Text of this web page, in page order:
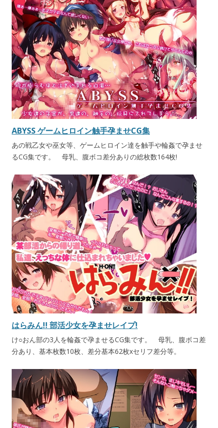
ABYSS ゲームヒロイン触手孕ませCG集
あの戦乙女や巫女等、ゲームヒロイン達を触手や輪姦で孕ませ
るCG集です。 母乳、腹ボコ差分ありの総枚数164枚!
はらみん!! 部活少女を孕ませレイプ!
け○おん部の3人を輪姦で孕ませるCG集です。 母乳、腹ボコ差
分あり、基本枚数10枚、差分基本62枚xセリフ差分等。